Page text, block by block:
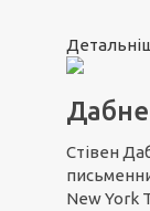
Стівен
New York